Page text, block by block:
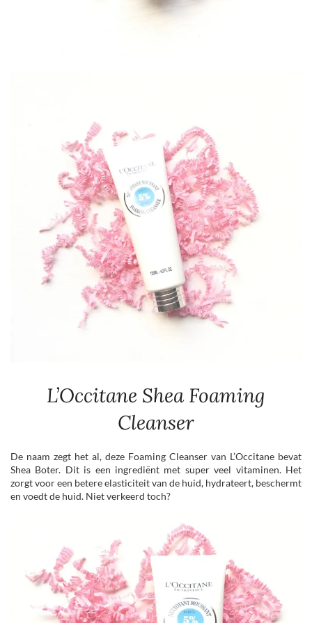
L’Occitane Shea Foaming
Cleanser
De naam zegt het al, deze Foaming Cleanser van L’Occitane bevat
Shea Boter. Dit is een ingrediënt met super veel vitaminen. Het
zorgt voor een betere elasticiteit van de huid, hydrateert, beschermt
en voedt de huid. Niet verkeerd toch?